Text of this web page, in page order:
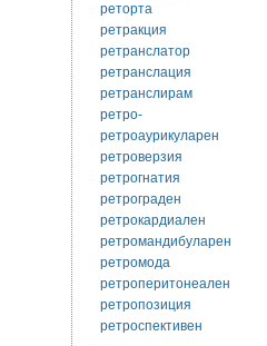
реторта
ретракция
ретранслатор
ретранслация
ретранслирам
ретро-
ретроаурикуларен
ретроверзия
ретрогнатия
ретрограден
ретрокардиален
ретромандибуларен
ретромода
ретроперитонеален
ретропозиция
ретроспективен